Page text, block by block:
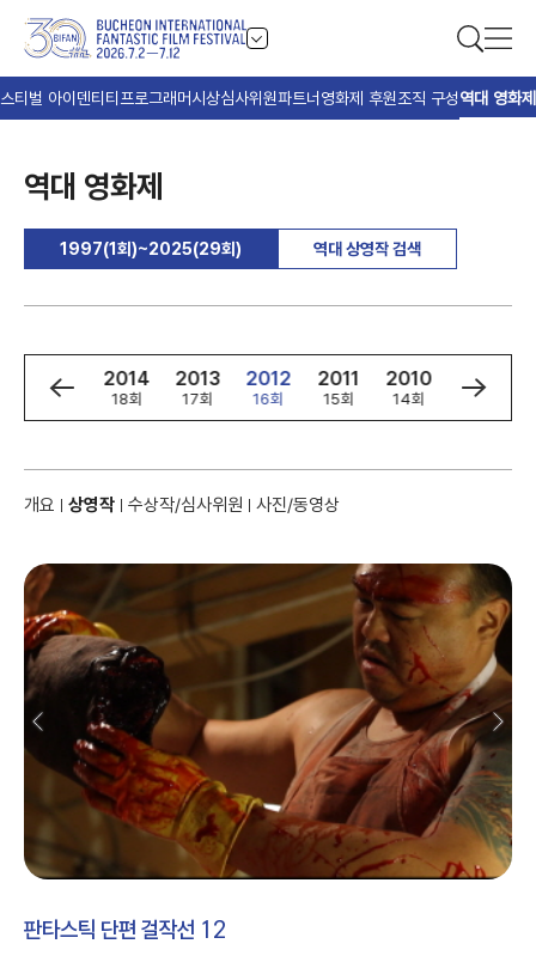
티벌 아이덴티티 프로그래머시상심사위원파트너 영화제 후원조직 구성역대 영화제
역대 영화제
1997(1회)~2025(29회) 역대 상영작 검색
2015
19회
2014
18회
2013
17회
2012
16회
2011
15회
2010
14회
2009
13회
개요 상영작 수상작/심사위원 사진/동영상
판타스틱 단편 걸작선 12